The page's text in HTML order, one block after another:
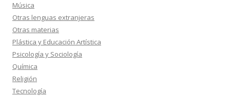
Música
Otras lenguas extranjeras
Otras materias
Plástica y Educación Artística
Psicología y Sociología
Química
Religión
Tecnología